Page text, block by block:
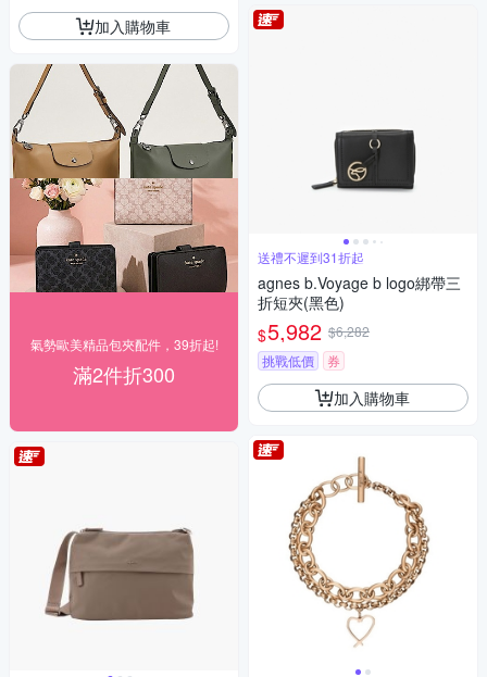
加入購物車
氣勢歐美精品包夾配件，39折起!
滿2件折300
送禮不遲到31折起
agnes b.Voyage b logo綁帶三
折短夾(黑色)
$5,982 $6,282
挑戰低價
券
加入購物車